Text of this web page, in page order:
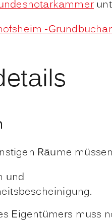
-
Räume
und
Eigentümers muss